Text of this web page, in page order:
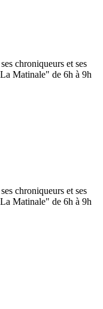
chroniqueurs et ses
Matinale" de 6h à 9h
chroniqueurs et ses
Matinale" de 6h à 9h